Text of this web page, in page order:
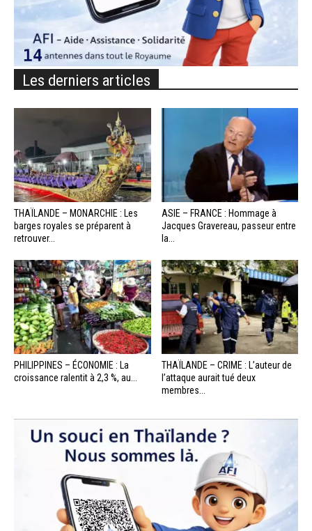
Les derniers articles
THAÏLANDE – MONARCHIE : Les
barges royales se préparent à
retrouver...
ASIE – FRANCE : Hommage à
Jacques Gravereau, passeur entre
la...
PHILIPPINES – ÉCONOMIE : La
croissance ralentit à 2,3 %, au...
THAÏLANDE – CRIME : L’auteur de
l’attaque aurait tué deux
membres...